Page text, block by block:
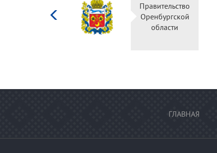
культуры
Российской
Правительство
Оренбургской
области
ГЛАВНАЯ